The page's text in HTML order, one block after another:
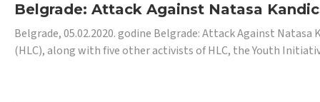
Belgrade: Attack Against Natasa
Belgrade, 05.02.2020. godine Belgrade: Attack Against
(HLC), along with five other activists of HLC, the Youth